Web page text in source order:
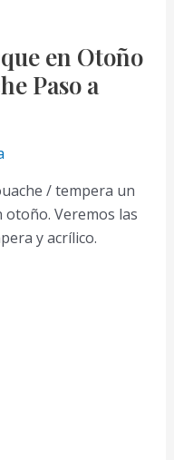
en Otoño
Paso a
/ tempera un
Veremos las
y acrílico.